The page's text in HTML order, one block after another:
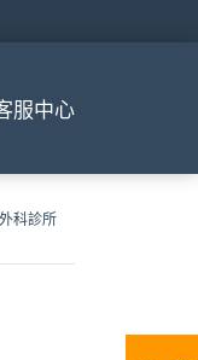
服中心
科診所